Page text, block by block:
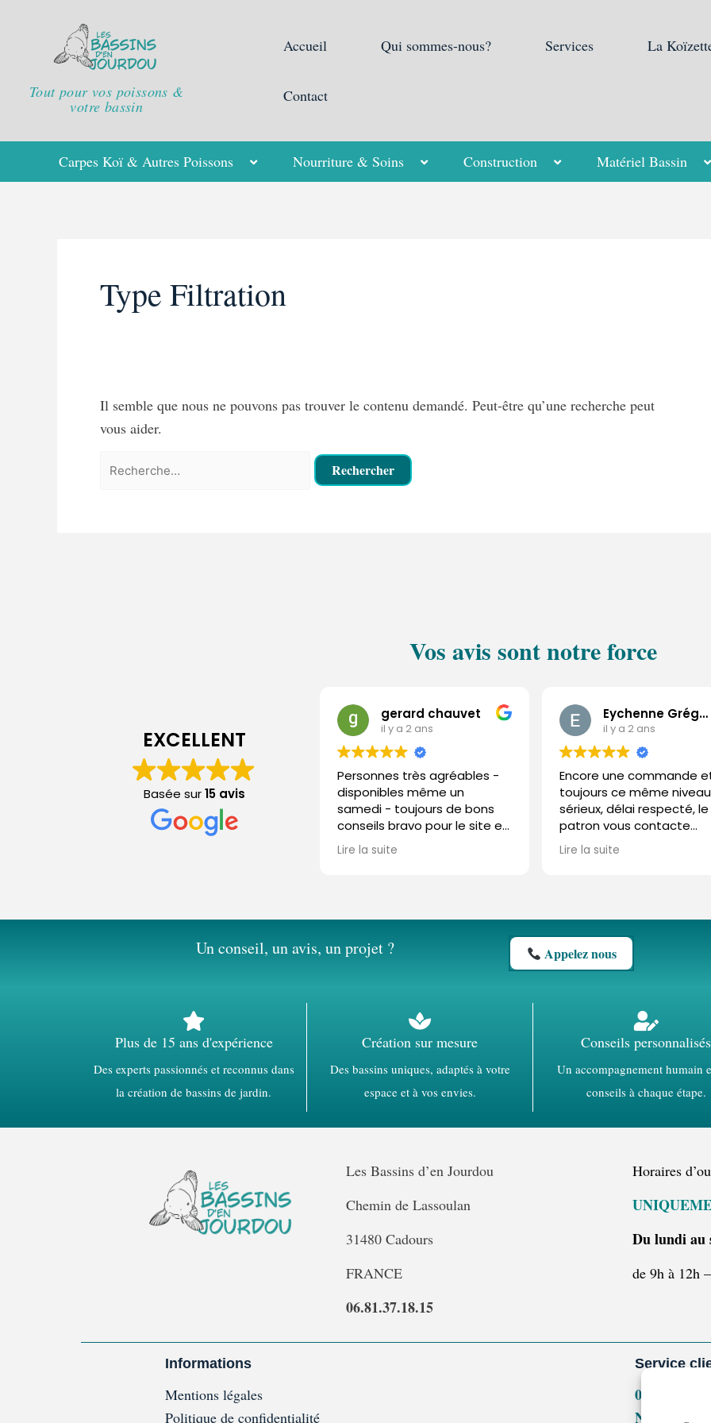
Tout pour vos poissons &
votre bassin
Accueil Qui sommes-nous? Services La
Contact
Carpes Koï & Autres Poissons Nourriture & Soins Construction Matériel Bassin
Type Filtration
Il semble que nous ne pouvons pas trouver le contenu demandé. Peut-être qu’une recherche peut
vous aider.
Vos avis sont notre force
EXCELLENT
Basée sur15 avis
gerard chauvet
il y a 2 ans
Personnes très agréables -
disponibles même un
samedi - toujours de bons
conseils bravo pour le site et
surtout de très beaux
poissons en parfaite santé
Lire la suite
Eychenne Grégory
il y a 2 ans
Encore une commande
toujours ce même
sérieux, délai respecté, le
patron vous contacte
directement pour le suivi...
enfin bref vous pouvez
Lire la suite
Appelez nous
Un conseil, un avis, un projet ?
Plus de 15 ans d'expérience
Des experts passionnés et reconnus dans
la création de bassins de jardin.
Création sur mesure
Des bassins uniques, adaptés à votre
espace et à vos envies.
Conseils personnalisés
Un accompagnement humain
conseils à chaque étape.
Les Bassins d’en Jourdou
Chemin de Lassoulan
31480 Cadours
FRANCE
06.81.37.18.15
Horaires
Du lundi au
de 9h à 12h
Informations
Mentions légales
Politique de confidentialité
Service
Nous